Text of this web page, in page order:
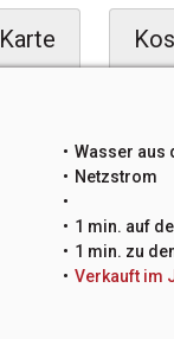
Karte
Wasser aus
Netzstrom
1 min. auf
1 min. zu
Verkauft im